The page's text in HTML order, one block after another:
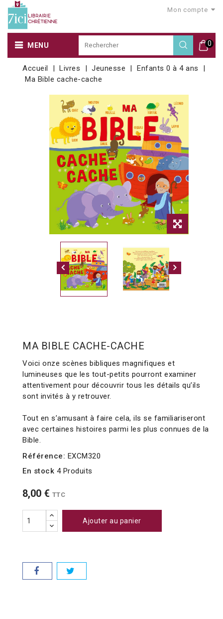
Mon compte
0
MENU
Accueil Livres Jeunesse
Enfants 0 à 4 ans
Ma Bible cache-cache
MA BIBLE CACHE-CACHE
Voici onze scènes bibliques magnifiques et
lumineuses que les tout-petits pourront examiner
attentivement pour découvrir tous les détails qu’ils
sont invités à y retrouver.
Tout en s’amusant à faire cela, ils se familiariseront
avec certaines histoires parmi les plus connues de la
Bible.
Référence: EXCM320
En stock 4 Produits
8,00 € TTC
Ajouter au panier